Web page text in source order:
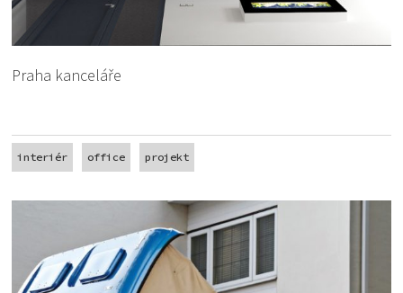
Praha kanceláře
interiér office projekt